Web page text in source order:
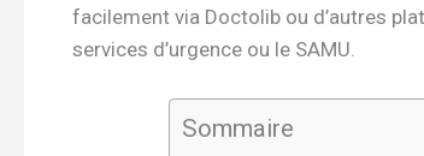
facilement via Doctolib ou d’autres
services d’urgence ou le SAMU.
Sommaire